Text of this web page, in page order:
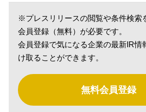
※プレスリリースの閲覧や条件検索
会員登録（無料）が必要です。
会員登録で気になる企業の最新IR情
け取ることができます。
無料会員登録